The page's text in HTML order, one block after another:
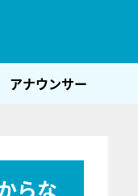
アナウンサー
らな